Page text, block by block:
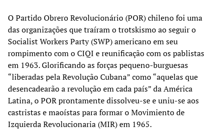
O Partido Obrero Revolucionário (POR) chileno foi uma
das organizações que traíram o trotskismo ao seguir o
Socialist Workers Party (SWP) americano em seu
rompimento com o CIQI e reunificação com os pablistas
em 1963. Glorificando as forças pequeno-burguesas
“liberadas pela Revolução Cubana” como “aquelas que
desencadearão a revolução em cada país” da América
Latina, o POR prontamente dissolveu-se e uniu-se aos
castristas e maoístas para formar o Movimiento de
Izquierda Revolucionaria (MIR) em 1965.